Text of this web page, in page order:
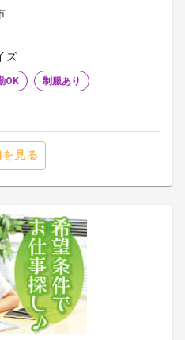
ズ
OK 制服あり
見る